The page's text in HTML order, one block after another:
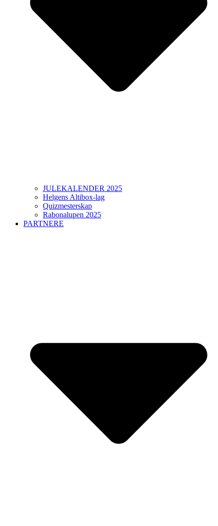
JULEKALENDER 2025
Helgens Altibox-lag
Quizmesterskap
Rabonalupen 2025
PARTNERE